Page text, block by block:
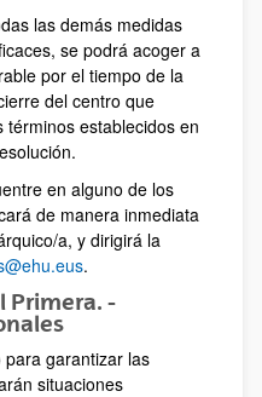
las demás medidas
se podrá acoger a
por el tiempo de la
del centro que
establecidos en
en alguno de los
de manera inmediata
a, y dirigirá la
.
Primera. -
garantizar las
situaciones